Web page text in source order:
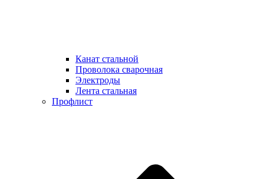
Канат стальной
Проволока сварочная
Электроды
Лента стальная
Профлист